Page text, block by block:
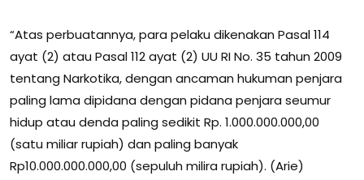
“Atas perbuatannya, para pelaku dikenakan Pasal 114
ayat (2) atau Pasal 112 ayat (2) UU RI No. 35 tahun 2009
tentang Narkotika, dengan ancaman hukuman penjara
paling lama dipidana dengan pidana penjara seumur
hidup atau denda paling sedikit Rp. 1.000.000.000,00
(satu miliar rupiah) dan paling banyak
Rp10.000.000.000,00 (sepuluh milira rupiah). (Arie)